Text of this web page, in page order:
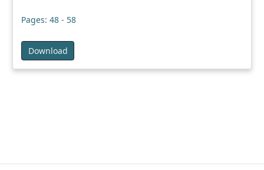
Pages: 48 - 58
Download